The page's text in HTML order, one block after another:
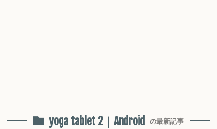
yoga tablet 2｜Android の最新記事